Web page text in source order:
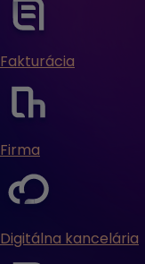
Fakturácia
Firma
Digitálna kancelária